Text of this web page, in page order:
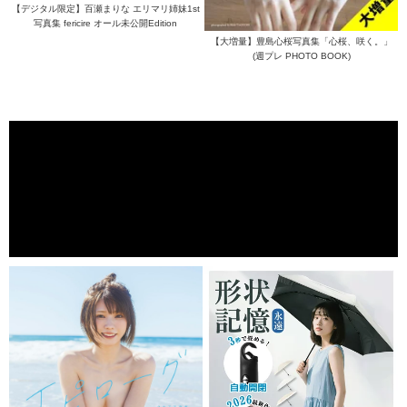
【デジタル限定】百瀬まりな エリマリ姉妹1st
写真集 fericire オール未公開Edition
【大増量】豊島心桜写真集「心桜、咲く。」
(週プレ PHOTO BOOK)